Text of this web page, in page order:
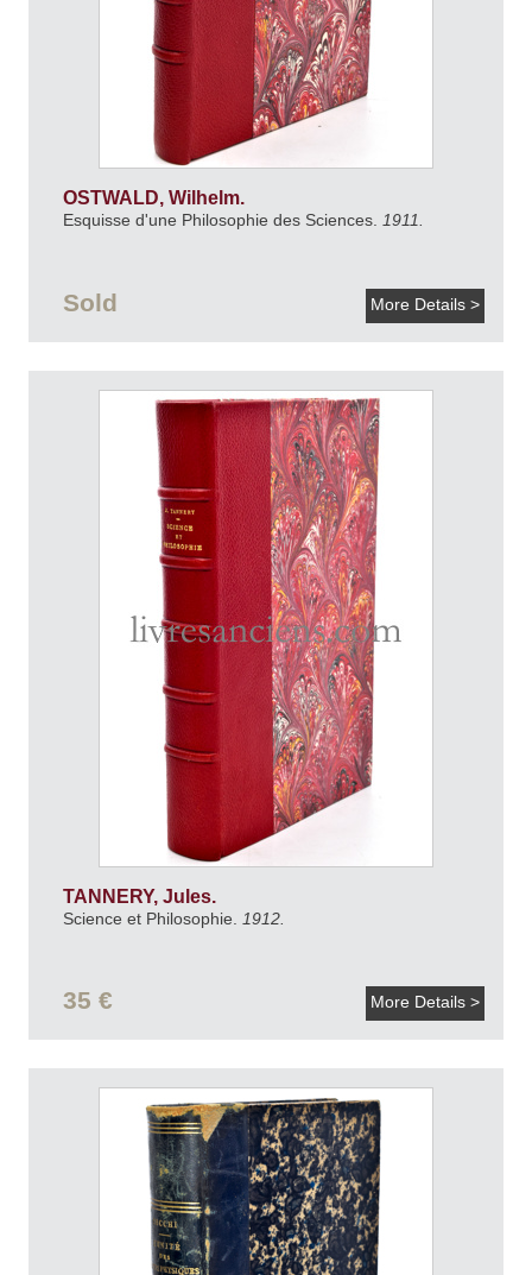
OSTWALD, Wilhelm.
Esquisse d'une Philosophie des Sciences. 1911.
Sold More Details >
TANNERY, Jules.
Science et Philosophie. 1912.
35 € More Details >